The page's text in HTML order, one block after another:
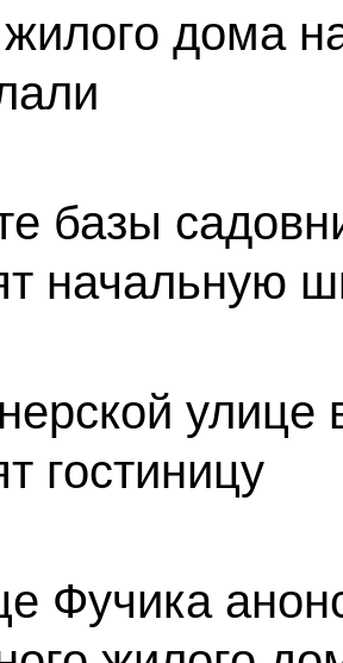
дома
базы
начальную
улице
гостиницу
Фучика